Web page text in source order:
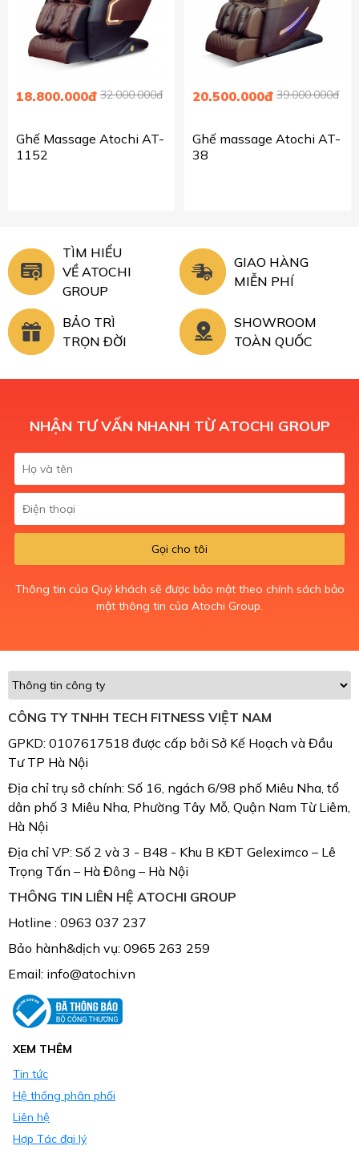
18.800.000đ 32.000.000đ
Ghế Massage Atochi AT-
1152
20.500.000đ 39.000.000đ
Ghế massage Atochi AT-
38
TÌM HIỂU
VỀ ATOCHI
GROUP
GIAO HÀNG
MIỄN PHÍ
BẢO TRÌ
TRỌN ĐỜI
SHOWROOM
TOÀN QUỐC
NHẬN TƯ VẤN NHANH TỪ ATOCHI GROUP
Gọi cho tôi
Thông tin của Quý khách sẽ được bảo mật theo chính sách bảo
mật thông tin của Atochi Group.
CÔNG TY TNHH TECH FITNESS VIỆT NAM
GPKD: 0107617518 được cấp bởi Sở Kế Hoạch và Đầu
Tư TP Hà Nội
Địa chỉ trụ sở chính: Số 16, ngách 6/98 phố Miêu Nha, tổ
dân phố 3 Miêu Nha, Phường Tây Mỗ, Quận Nam Từ Liêm,
Hà Nội
Địa chỉ VP: Số 2 và 3 - B48 - Khu B KĐT Geleximco – Lê
Trọng Tấn – Hà Đông – Hà Nội
THÔNG TIN LIÊN HỆ ATOCHI GROUP
Hotline : 0963 037 237
Bảo hành&dịch vụ: 0965 263 259
Email: info@atochi.vn
XEM THÊM
Tin tức
Hệ thống phân phối
Liên hệ
Hợp Tác đại lý